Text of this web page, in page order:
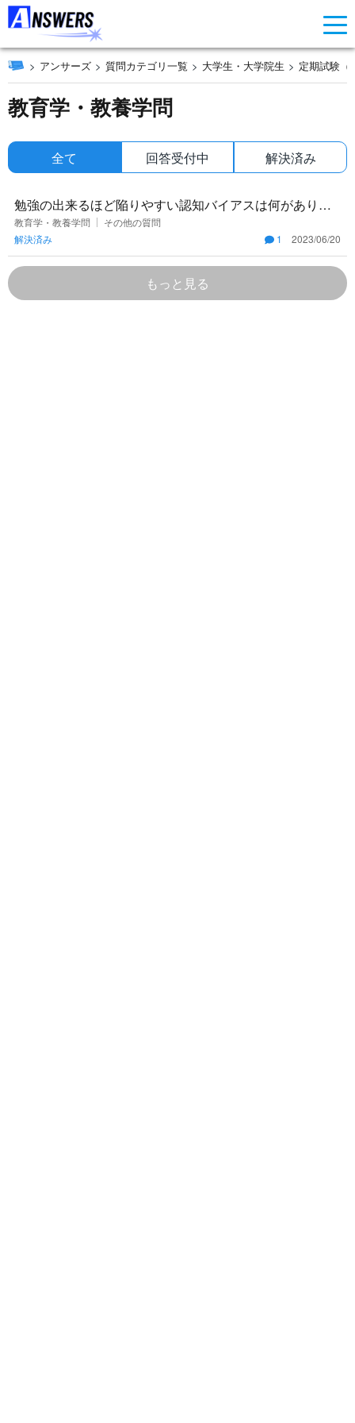
アンサーズ 質問カテゴリ一覧 大学生・大学院生 定期試験（
教育学・教養学問
全て 回答受付中 解決済み
勉強の出来るほど陥りやすい認知バイアスは何がありま
すか。 ※認知バイアスを回避できる程、頭のいい人を除
きます。
教育学・教養学問
その他の質問
解決済み
1 2023/06/20
もっと見る